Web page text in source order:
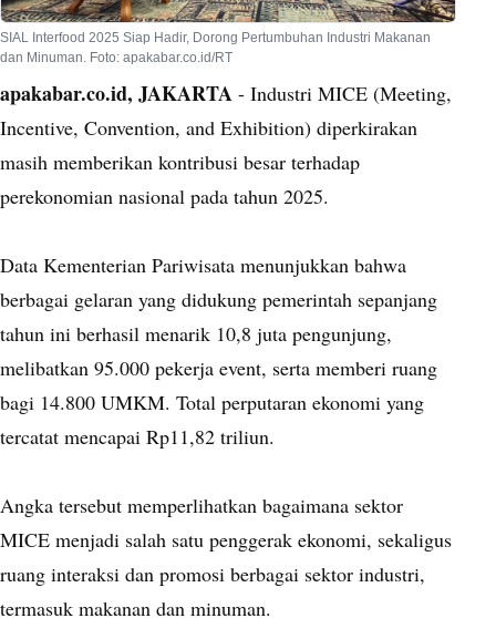
SIAL Interfood 2025 Siap Hadir, Dorong Pertumbuhan Industri Makanan
dan Minuman. Foto: apakabar.co.id/RT
apakabar.co.id, JAKARTA - Industri MICE (Meeting,
Incentive, Convention, and Exhibition) diperkirakan
masih memberikan kontribusi besar terhadap
perekonomian nasional pada tahun 2025.
Data Kementerian Pariwisata menunjukkan bahwa
berbagai gelaran yang didukung pemerintah sepanjang
tahun ini berhasil menarik 10,8 juta pengunjung,
melibatkan 95.000 pekerja event, serta memberi ruang
bagi 14.800 UMKM. Total perputaran ekonomi yang
tercatat mencapai Rp11,82 triliun.
Angka tersebut memperlihatkan bagaimana sektor
MICE menjadi salah satu penggerak ekonomi, sekaligus
ruang interaksi dan promosi berbagai sektor industri,
termasuk makanan dan minuman.